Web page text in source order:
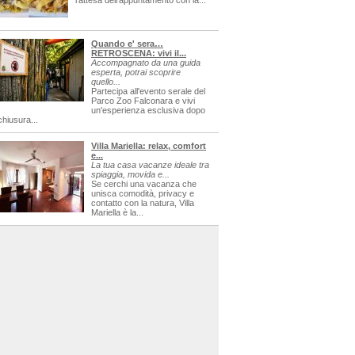
Quando e' sera…
RETROSCENA: vivi il...
Accompagnato da una guida
esperta, potrai scoprire
quello...
Partecipa all'evento serale del
Parco Zoo Falconara e vivi
un'esperienza esclusiva dopo
Villa Mariella: relax, comfort
e...
La tua casa vacanze ideale tra
spiaggia, movida e...
Se cerchi una vacanza che
unisca comodità, privacy e
contatto con la natura, Villa
Mariella è la...